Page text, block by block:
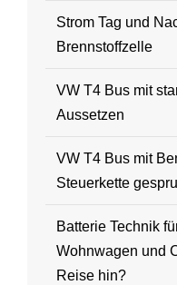
Strom Tag und
Brennstoffzelle
VW T4 Bus mit
Aussetzen
VW T4 Bus mit
Steuerkette
Batterie Technik
Wohnwagen und
Reise hin?